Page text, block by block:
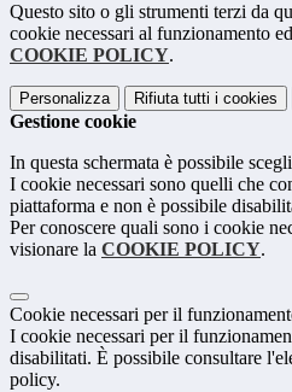
Questo sito o gli strumenti terzi da
cookie necessari al funzionamento
COOKIE POLICY.
Personalizza Rifiuta tutti i cookies
Gestione cookie
In questa schermata è possibile
I cookie necessari sono quelli che
piattaforma e non è possibile
Per conoscere quali sono i cookie
visionare la COOKIE POLICY.
Cookie necessari per il
I cookie necessari per il
disabilitati. È possibile consultare
policy.